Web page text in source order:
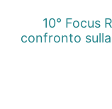
10° Focus
confronto